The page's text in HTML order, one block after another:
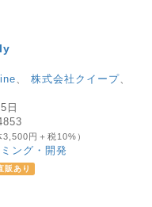
、 株式会社クイープ、
日
3,500円＋税10%）
ング・開発
販あり